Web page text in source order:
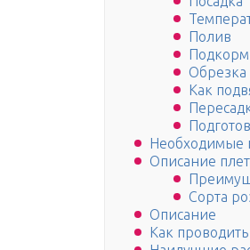
Полив
Обрезка
Как
Необходимые
Описание
Сорта
Описание
Как